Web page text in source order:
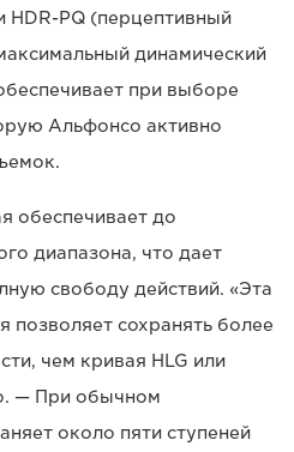
HDR-PQ (перцептивный
динамический
при выборе
Альфонсо активно
обеспечивает до
диапазона, что дает
свободу действий. «Эта
позволяет сохранять более
чем кривая HLG или
— При обычном
около пяти ступеней